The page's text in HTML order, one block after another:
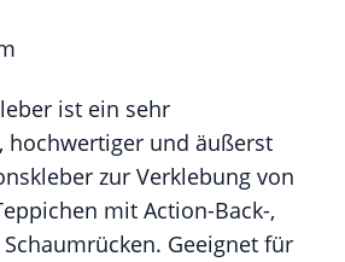
ist ein sehr
hochwertiger und äußerst
zur Verklebung von
mit Action-Back-,
Geeignet für